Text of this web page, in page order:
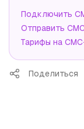
Подключить
Отправить
Тарифы на
Поделиться